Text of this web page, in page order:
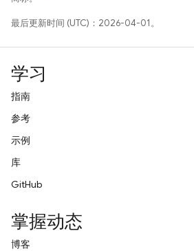
最后更新时间 (UTC)：2026-04-01。
学习
指南
参考
示例
库
GitHub
掌握动态
博客